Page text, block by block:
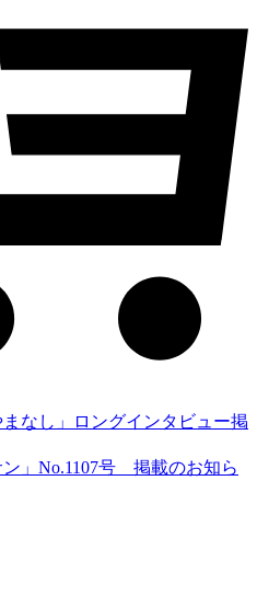
まなし」ロングインタビュー掲
ン」No.1107号 掲載のお知ら